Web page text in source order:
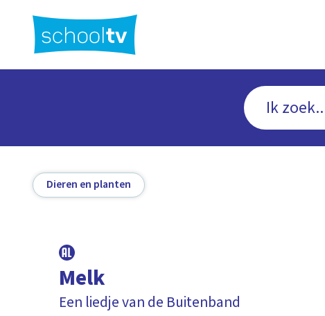
hoofdinhoud
Dieren en planten
Melk
Een liedje van de Buitenband